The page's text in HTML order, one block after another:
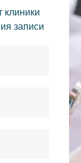
клиники
записи